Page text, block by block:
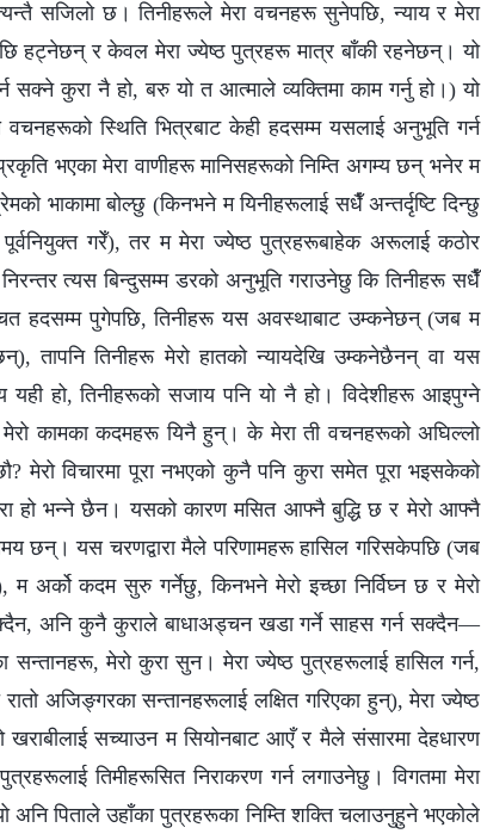
सजिलो छ। तिनीहरूले मेरा वचनहरू सुनेपछि, न्याय र मेरा
हट्नेछन् र केवल मेरा ज्येष्ठ पुत्रहरू मात्र बाँकी रहनेछन्। यो
सक्ने कुरा नै हो, बरु यो त आत्माले व्यक्तिमा काम गर्नु हो।) यो
स्थिति भित्रबाट केही हदसम्म यसलाई अनुभूति गर्न
भएका मेरा वाणीहरू मानिसहरूको निम्ति अगम्य छन् भनेर म
भाकामा बोल्छु (किनभने म यिनीहरूलाई सधैँ अन्तर्दृष्टि दिन्छु
गरेँ), तर म मेरा ज्येष्ठ पुत्रहरूबाहेक अरूलाई कठोर
त्यस बिन्दुसम्म डरको अनुभूति गराउनेछु कि तिनीहरू सधैँ
हदसम्म पुगेपछि, तिनीहरू यस अवस्थाबाट उम्कनेछन् (जब म
तापनि तिनीहरू मेरो हातको न्यायदेखि उम्‍कनेछैनन् वा यस
यही हो, तिनीहरूको सजाय पनि यो नै हो। विदेशीहरू आइपुग्ने
कामका कदमहरू यिनै हुन्। के मेरा ती वचनहरूको अघिल्लो
मेरो विचारमा पूरा नभएको कुनै पनि कुरा समेत पूरा भइसकेको
हो भन्‍ने छैन। यसको कारण मसित आफ्नै बुद्धि छ र मेरो आफ्नै
छन्। यस चरणद्वारा मैले परिणामहरू हासिल गरिसकेपछि (जब
अर्को कदम सुरु गर्नेछु, किनभने मेरो इच्छा निर्विघ्न छ र मेरो
अनि कुनै कुराले बाधाअड्चन खडा गर्ने साहस गर्न सक्दैन—
सन्तानहरू, मेरो कुरा सुन। मेरा ज्येष्ठ पुत्रहरूलाई हासिल गर्न,
अजिङ्गरका सन्तानहरूलाई लक्षित गरिएका हुन्), मेरा ज्येष्ठ
सच्याउन म सियोनबाट आएँ र मैले संसारमा देहधारण
तिमीहरूसित निराकरण गर्न लगाउनेछु। विगतमा मेरा
अनि पिताले उहाँका पुत्रहरूका निम्ति शक्ति चलाउनुहुने भएकोले